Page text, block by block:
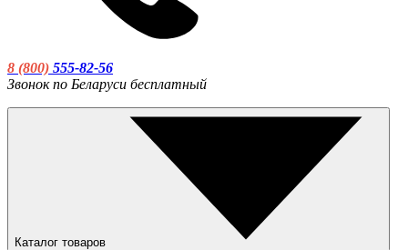
8 (800) 555-82-56
Звонок по Беларуси бесплатный
Каталог товаров